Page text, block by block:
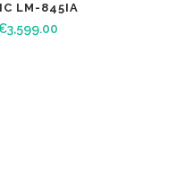
LM-845IA
3,599.00